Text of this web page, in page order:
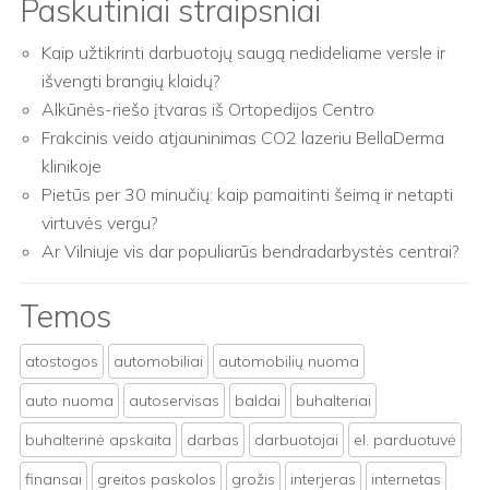
Paskutiniai straipsniai
Kaip užtikrinti darbuotojų saugą nedideliame versle ir
išvengti brangių klaidų?
Alkūnės-riešo įtvaras iš Ortopedijos Centro
Frakcinis veido atjauninimas CO2 lazeriu BellaDerma
klinikoje
Pietūs per 30 minučių: kaip pamaitinti šeimą ir netapti
virtuvės vergu?
Ar Vilniuje vis dar populiarūs bendradarbystės centrai?
Temos
atostogos automobiliai
automobilių nuoma
auto nuoma
autoservisas baldai
buhalteriai
buhalterinė apskaita
darbas darbuotojai
el. parduotuvė
finansai
greitos paskolos grožis interjeras
internetas